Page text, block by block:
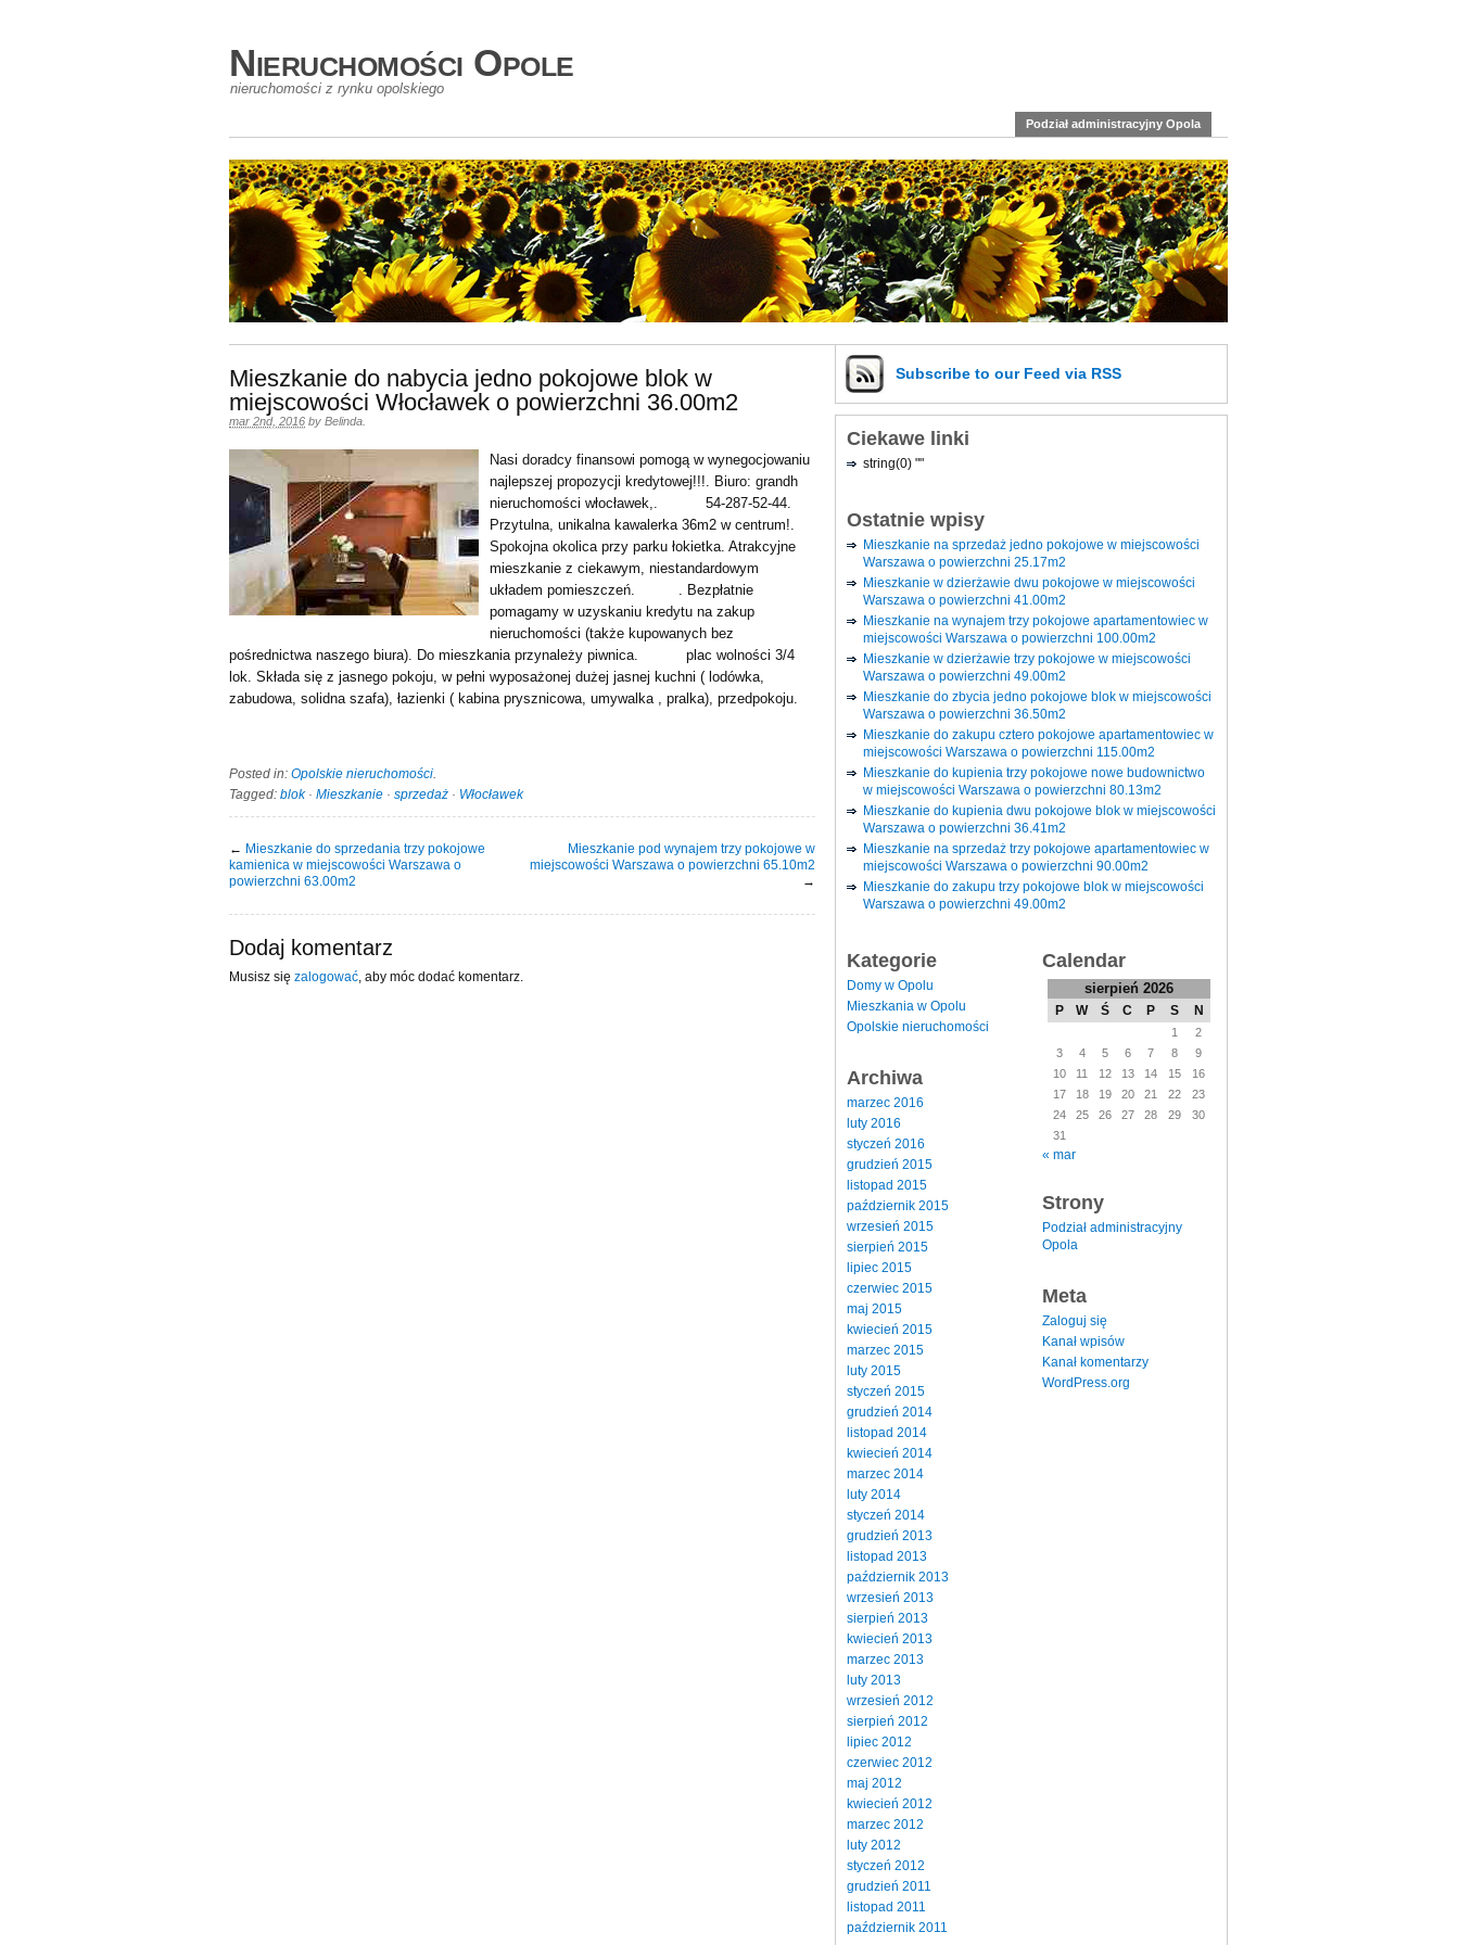
Nieruchomości Opole
nieruchomości z rynku opolskiego
Podział administracyjny Opola
Mieszkanie do nabycia jedno pokojowe blok w
miejscowości Włocławek o powierzchni 36.00m2
mar 2nd, 2016 by Belinda
Nasi doradcy finansowi pomogą w wynegocjowaniu
najlepszej propozycji kredytowej!!!. Biuro: grandh
nieruchomości włocławek,. 54-287-52-44.
Przytulna, unikalna kawalerka 36m2 w centrum!.
Spokojna okolica przy parku łokietka. Atrakcyjne
mieszkanie z ciekawym, niestandardowym
układem pomieszczeń. . Bezpłatnie
pomagamy w uzyskaniu kredytu na zakup
nieruchomości (także kupowanych bez
pośrednictwa naszego biura). Do mieszkania przynależy piwnica. plac wolności 3/4
lok. Składa się z jasnego pokoju, w pełni wyposażonej dużej jasnej kuchni ( lodówka,
zabudowa, solidna szafa), łazienki ( kabina prysznicowa, umywalka , pralka), przedpokoju.
Posted in: Opolskie nieruchomości.
Tagged: blok· Mieszkanie · sprzedaż · Włocławek
← Mieszkanie do sprzedania trzy pokojowe
kamienica w miejscowości Warszawa o
powierzchni 63.00m2
Mieszkanie pod wynajem trzy pokojowe w
miejscowości Warszawa o powierzchni 65.10m2
→
Dodaj komentarz
Musisz się zalogować , aby móc dodać komentarz.
Subscribe to our Feed via RSS
Ciekawe linki
string(0) ""
Ostatnie wpisy
Mieszkanie na sprzedaż jedno pokojowe w miejscowości
Warszawa o powierzchni 25.17m2
Mieszkanie w dzierżawie dwu pokojowe w miejscowości
Warszawa o powierzchni 41.00m2
Mieszkanie na wynajem trzy pokojowe apartamentowiec w
miejscowości Warszawa o powierzchni 100.00m2
Mieszkanie w dzierżawie trzy pokojowe w miejscowości
Warszawa o powierzchni 49.00m2
Mieszkanie do zbycia jedno pokojowe blok w miejscowości
Warszawa o powierzchni 36.50m2
Mieszkanie do zakupu cztero pokojowe apartamentowiec w
miejscowości Warszawa o powierzchni 115.00m2
Mieszkanie do kupienia trzy pokojowe nowe budownictwo
w miejscowości Warszawa o powierzchni 80.13m2
Mieszkanie do kupienia dwu pokojowe blok w miejscowości
Warszawa o powierzchni 36.41m2
Mieszkanie na sprzedaż trzy pokojowe apartamentowiec w
miejscowości Warszawa o powierzchni 90.00m2
Mieszkanie do zakupu trzy pokojowe blok w miejscowości
Warszawa o powierzchni 49.00m2
Kategorie
Domy w Opolu
Mieszkania w Opolu
Opolskie nieruchomości
Archiwa
marzec 2016
luty 2016
styczeń 2016
grudzień 2015
listopad 2015
październik 2015
wrzesień 2015
sierpień 2015
lipiec 2015
czerwiec 2015
maj 2015
kwiecień 2015
marzec 2015
luty 2015
styczeń 2015
grudzień 2014
listopad 2014
kwiecień 2014
marzec 2014
luty 2014
styczeń 2014
grudzień 2013
listopad 2013
październik 2013
wrzesień 2013
sierpień 2013
kwiecień 2013
marzec 2013
luty 2013
wrzesień 2012
sierpień 2012
lipiec 2012
czerwiec 2012
maj 2012
kwiecień 2012
marzec 2012
luty 2012
styczeń 2012
grudzień 2011
listopad 2011
październik 2011
Calendar
sierpień 2026
P W Ś C P S N
1
2
3
4 5 6 7 8
9
10
11 12 13 14 15
16
17
18 19 20 21 22
23
24
25 26 27 28 29
30
31
« mar
Strony
Podział administracyjny
Opola
Meta
Zaloguj się
Kanał wpisów
Kanał komentarzy
WordPress.org